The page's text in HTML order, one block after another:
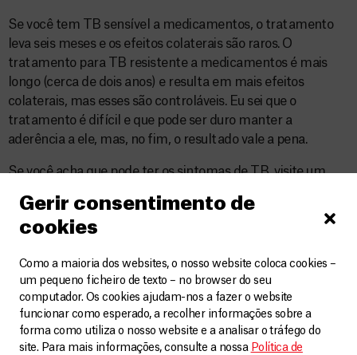
Gerir consentimento de
cookies
Como a maioria dos websites, o nosso website coloca cookies –
um pequeno ficheiro de texto – no browser do seu
computador. Os cookies ajudam-nos a fazer o website
funcionar como esperado, a recolher informações sobre a
forma como utiliza o nosso website e a analisar o tráfego do
site. Para mais informações, consulte a nossa Política de
Se você tem TB sensível a medicamentos, o tratamento
leva seis meses e os efeitos colaterais são raros. O
tratamento para TB resistente a medicamentos é mais
longo (cerca de dois anos) e resulta em mais efeitos
colaterais, mas esses são controláveis. Eu sei que o
tratamento é difícil e que pode ser duro manter a
aderência a ele, mas, no fim, o resultado vale a pena.
Se você acha que pode ter os sintomas de TB, visite um
E, por favor, nunca desista. Você também pode vencer a
Relacionados VER MAIS